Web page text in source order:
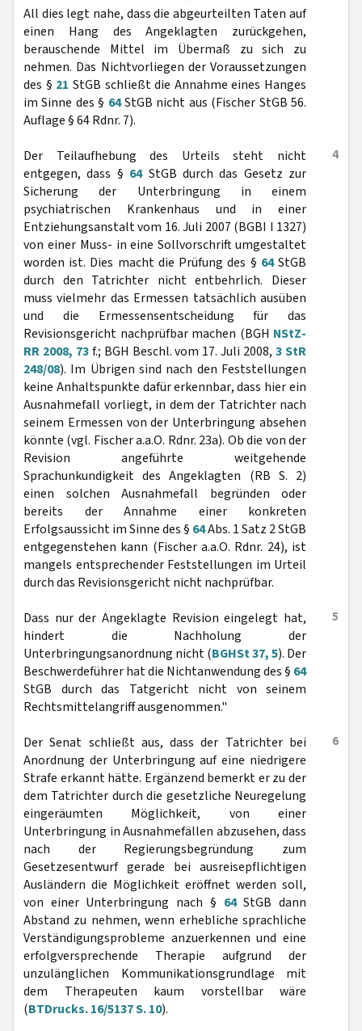
All dies legt nahe, dass die abgeurteilten Taten auf
einen Hang des Angeklagten zurückgehen,
berauschende Mittel im Übermaß zu sich zu
nehmen. Das Nichtvorliegen der Voraussetzungen
des § 21 StGB schließt die Annahme eines Hanges
im Sinne des § 64StGB nicht aus (Fischer StGB 56.
Auflage § 64 Rdnr. 7).
4
Der Teilaufhebung des Urteils steht nicht
entgegen, dass § 64StGB durch das Gesetz zur
Sicherung der Unterbringung in einem
psychiatrischen Krankenhaus und in einer
Entziehungsanstalt vom 16. Juli 2007 (BGBI I 1327)
von einer Muss- in eine Sollvorschrift umgestaltet
worden ist. Dies macht die Prüfung des § 64StGB
durch den Tatrichter nicht entbehrlich. Dieser
muss vielmehr das Ermessen tatsächlich ausüben
und die Ermessensentscheidung für das
Revisionsgericht nachprüfbar machen (BGH NStZ-
RR 2008, 73f.; BGH Beschl. vom 17. Juli 2008,3 StR
248/08). Im Übrigen sind nach den Feststellungen
keine Anhaltspunkte dafür erkennbar, dass hier ein
Ausnahmefall vorliegt, in dem der Tatrichter nach
seinem Ermessen von der Unterbringung absehen
könnte (vgl. Fischer a.a.O. Rdnr. 23a). Ob die von der
Revision angeführte weitgehende
Sprachunkundigkeit des Angeklagten (RB S. 2)
einen solchen Ausnahmefall begründen oder
bereits der Annahme einer konkreten
Erfolgsaussicht im Sinne des § 64Abs. 1 Satz 2 StGB
entgegenstehen kann (Fischer a.a.O. Rdnr. 24), ist
mangels entsprechender Feststellungen im Urteil
durch das Revisionsgericht nicht nachprüfbar.
5
Dass nur der Angeklagte Revision eingelegt hat,
hindert die Nachholung der
Unterbringungsanordnung nicht (BGHSt 37, 5). Der
Beschwerdeführer hat die Nichtanwendung des § 64
StGB durch das Tatgericht nicht von seinem
Rechtsmittelangriff ausgenommen."
6
Der Senat schließt aus, dass der Tatrichter bei
Anordnung der Unterbringung auf eine niedrigere
Strafe erkannt hätte. Ergänzend bemerkt er zu der
dem Tatrichter durch die gesetzliche Neuregelung
eingeräumten Möglichkeit, von einer
Unterbringung in Ausnahmefällen abzusehen, dass
nach der Regierungsbegründung zum
Gesetzesentwurf gerade bei ausreisepflichtigen
Ausländern die Möglichkeit eröffnet werden soll,
von einer Unterbringung nach § 64StGB dann
Abstand zu nehmen, wenn erhebliche sprachliche
Verständigungsprobleme anzuerkennen und eine
erfolgversprechende Therapie aufgrund der
unzulänglichen Kommunikationsgrundlage mit
dem Therapeuten kaum vorstellbar wäre
(BTDrucks. 16/5137 S. 10).